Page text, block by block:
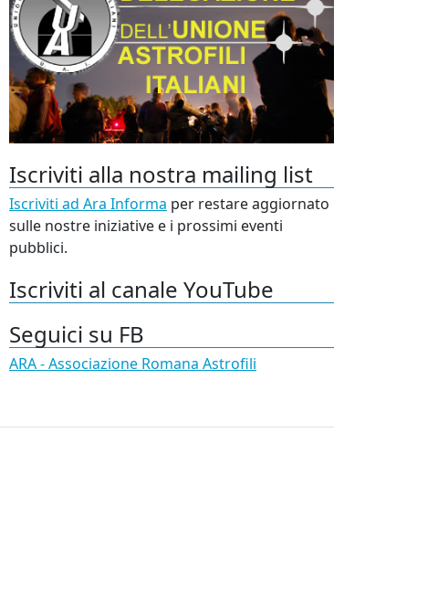
Iscriviti alla nostra mailing list
Iscriviti ad Ara Informa per restare aggiornato
sulle nostre iniziative e i prossimi eventi
pubblici.
Iscriviti al canale YouTube
Seguici su FB
ARA - Associazione Romana Astrofili